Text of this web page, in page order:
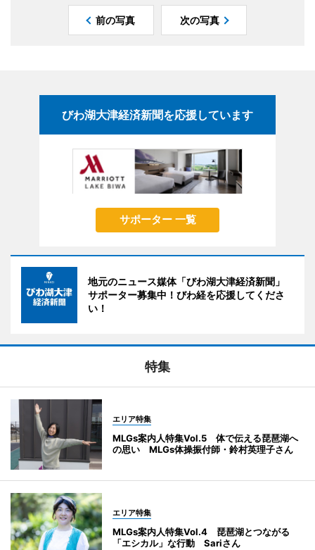
前の写真 次の写真
びわ湖大津経済新聞を応援しています
サポーター 一覧
地元のニュース媒体「びわ湖大津経済新聞」
サポーター募集中！びわ経を応援してくださ
い！
特集
エリア特集
MLGs案内人特集Vol.5 体で伝える琵琶湖へ
の思い MLGs体操振付師・鈴村英理子さん
エリア特集
MLGs案内人特集Vol.4 琵琶湖とつながる
「エシカル」な行動 Sariさん